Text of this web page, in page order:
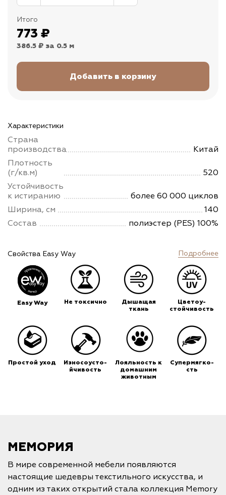
Итого
773 ₽
386.5 ₽ за 0.5 м
Характеристики
Страна
производства
Китай
Плотность
(г/кв.м)
520
Устойчивость
к истиранию
более 60 000 циклов
Ширина, см
140
Состав
полиэстер (PES) 100%
Свойства Easy Way Подробнее
Easy Way Не токсично
Дышащая
ткань
Цветоу-
стойчивость
Простой уход
Износоусто-
йчивость
Лояльность к
домашним
животным
Супермягко-
сть
МЕМОРИЯ
В мире современной мебели появляются
настоящие шедевры текстильного искусства, и
одним из таких открытий стала коллекция Memory